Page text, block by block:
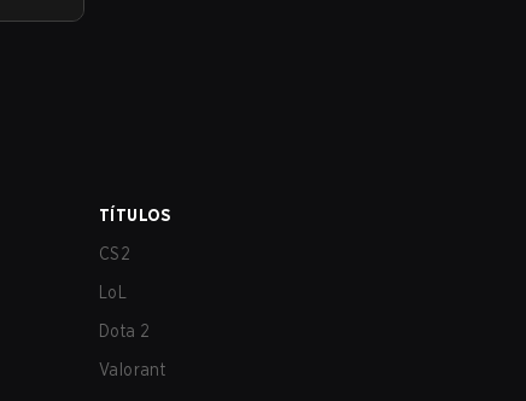
TÍTULOS
CS2
LoL
Dota 2
Valorant